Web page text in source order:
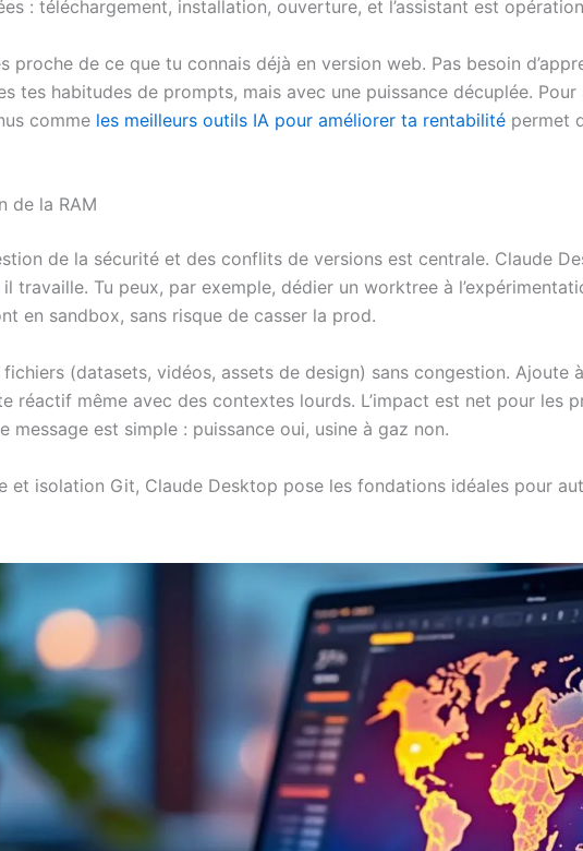
: téléchargement, installation, ouverture, et l’assistant est
proche de ce que tu connais déjà en version web. Pas besoin
tes habitudes de prompts, mais avec une puissance décuplée.
comme les meilleurs outils IA pour améliorer ta rentabilité permet
de la RAM
de la sécurité et des conflits de versions est centrale. Claude
travaille. Tu peux, par exemple, dédier un worktree à
en sandbox, sans risque de casser la prod.
(datasets, vidéos, assets de design) sans congestion. Ajoute
réactif même avec des contextes lourds. L’impact est net pour les
message est simple : puissance oui, usine à gaz non.
et isolation Git, Claude Desktop pose les fondations idéales pour